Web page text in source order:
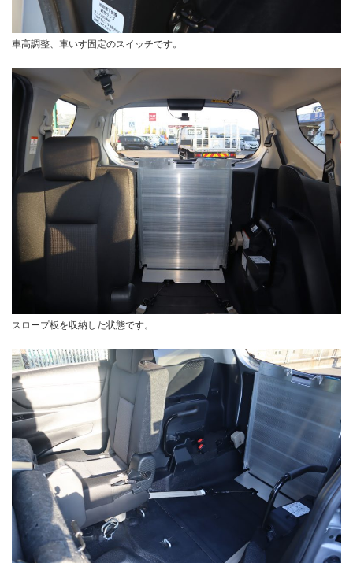
車高調整、車いす固定のスイッチです。
スロープ板を収納した状態です。